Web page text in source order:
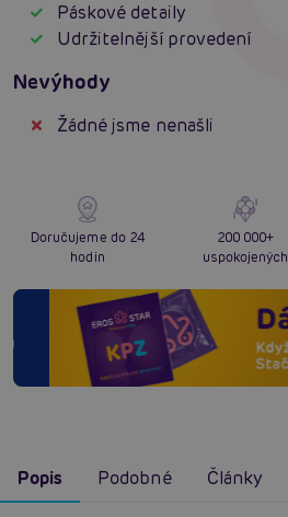
Páskové detaily
Udržitelnější provedení
Nevýhody
Žádné jsme nenašli
Doručujeme do 24
hodin
200 000+
uspokojených
Popis Podobné Články